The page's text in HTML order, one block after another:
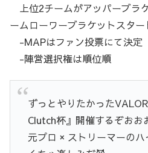
上位2チームがアッパーブラ
ームローワーブラケットスター
-MAPはファン投票にて決定
-陣営選択権は順位順
ずっとやりたかった
Clutch杯』開催するぞおお
元プロ × ストリーマーの